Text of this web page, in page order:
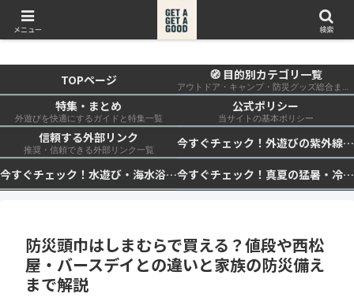
get a get a good
TOPページ 🧭 目的別カテゴリ一覧
アウトドア・キャンプ・防災グッズ総合まとめ
特集・まとめ
外遊びを快適にするガイドと特集一覧
公式ポリシー
当サイトの基本ポリシー
信頼する外部リンク
推奨・信頼できる外部リンク一覧
今すぐチェック！外遊びの紫外線対策・日差し快適化計画｜帽子・日傘・ウェア・日焼け止めを総まとめ☀️🏕️👓
今すぐチェック！水遊び・海水浴の快適化計画｜浮き輪・服装・日陰・安全対策を総まとめ🏖️🌊✨
今すぐチェック！真夏の猛暑・冷却・保冷快適化計画｜外遊び・キャンプ・車中泊の暑さ対策を総まとめ☀️🧊🏕️
防災頭巾はしまむらで買える？値段や西松
屋・バースデイとの違いと家族の防災備え
まで解説
メニュー 検索